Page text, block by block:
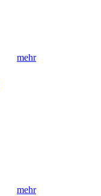
mehr
mehr